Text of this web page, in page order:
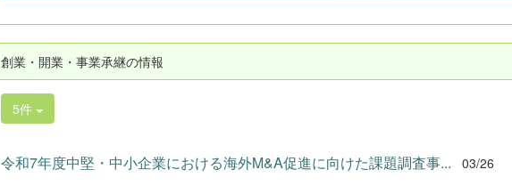
創業・開業・事業承継の情報
5件
令和7年度中堅・中小企業における海外M&A促進に向けた課題調査事... 03/26